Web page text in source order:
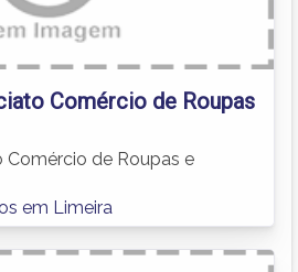
Comércio de Roupas
Comércio de Roupas e
em Limeira